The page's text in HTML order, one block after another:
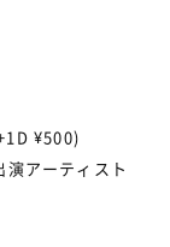
¥500)
アーティスト